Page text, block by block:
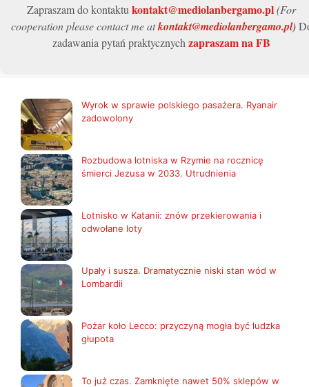
Zapraszam do kontaktu kontakt@mediolanbergamo.pl(For
cooperation please contact me atkontakt@mediolanbergamo.pl)
zadawania pytań praktycznych zapraszam na FB
Wyrok w sprawie polskiego pasażera. Ryanair
zadowolony
Rozbudowa lotniska w Rzymie na rocznicę
śmierci Jezusa w 2033. Utrudnienia
Lotnisko w Katanii: znów przekierowania i
odwołane loty
Upały i susza. Dramatycznie niski stan wód w
Lombardii
Pożar koło Lecco: przyczyną mogła być ludzka
głupota
To już czas. Zamknięte nawet 50% sklepów w